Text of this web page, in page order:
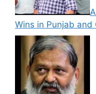
Wins in Punjab and